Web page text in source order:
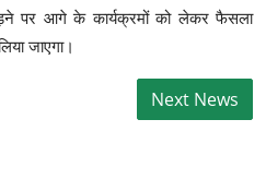
पर आगे के कार्यक्रमों को लेकर फैसला
जाएगा।